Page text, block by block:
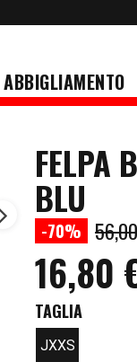
ABBIGLIAMENTO
FELPA
BLU
-70%
16,80
TAGLIA
JXXS